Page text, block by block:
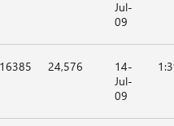
Jul-
09
24,576
14-
Jul-
09